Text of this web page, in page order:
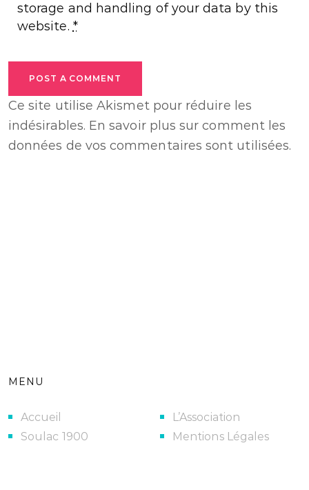
storage and handling of your data by this
website. *
POST A COMMENT
Ce site utilise Akismet pour réduire les
indésirables. En savoir plus sur comment les
données de vos commentaires sont utilisées.
MENU
Accueil
Soulac 1900
L’Association
Mentions Légales